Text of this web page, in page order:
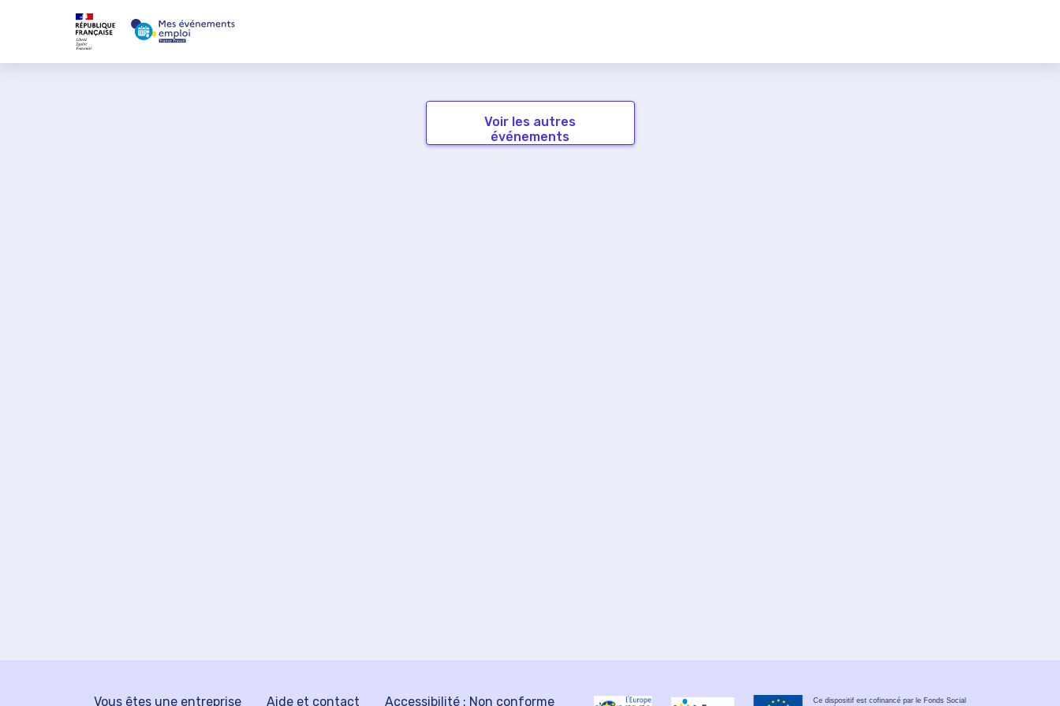
Voir les autres
événements
Vous êtes une entreprise Aide et contact Accessibilité : Non conforme
Ce dispositif est cofinancé par le Fonds Social